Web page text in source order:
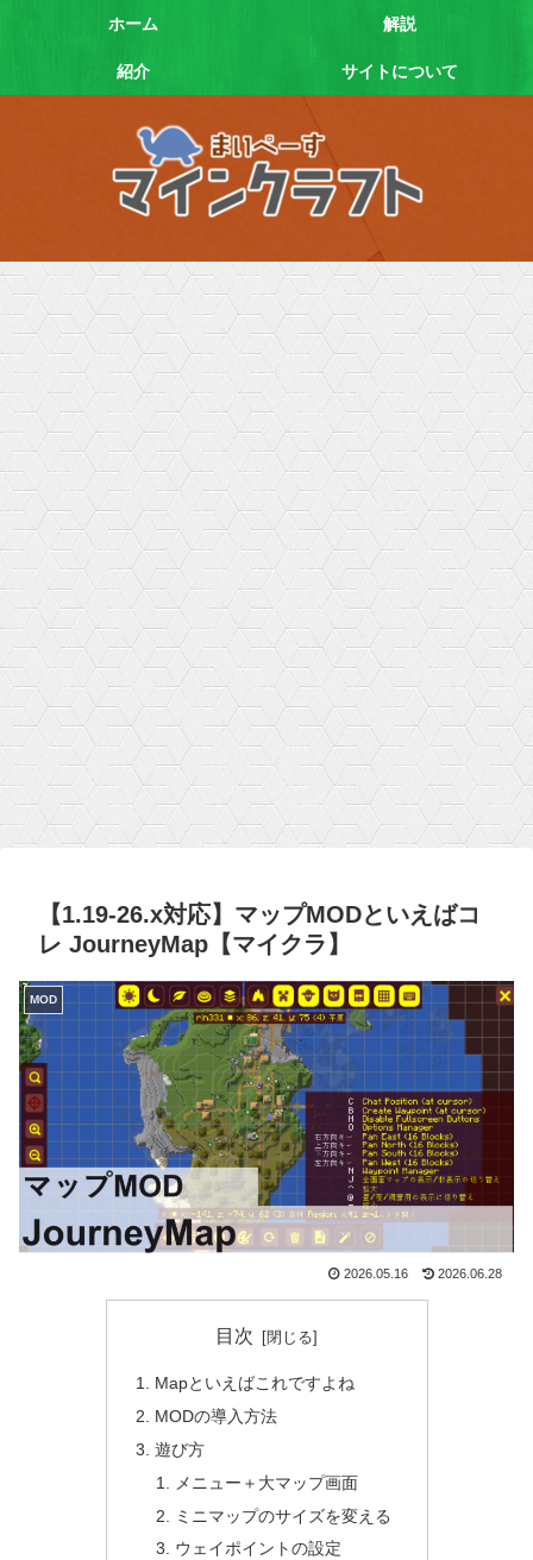
ホーム 解説
紹介 サイトについて
【1.19-26.x対応】マップMODといえばコ
レ JourneyMap【マイクラ】
MOD
2026.05.16 2026.06.28
目次
Mapといえばこれですよね
MODの導入方法
遊び方
メニュー＋大マップ画面
ミニマップのサイズを変える
ウェイポイントの設定